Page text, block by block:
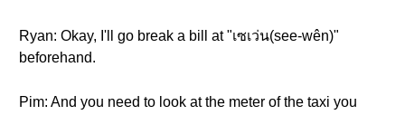
Ryan: Okay, I'll go break a bill at "เซเว่น(see-wên)"
beforehand.
Pim: And you need to look at the meter of the taxi you